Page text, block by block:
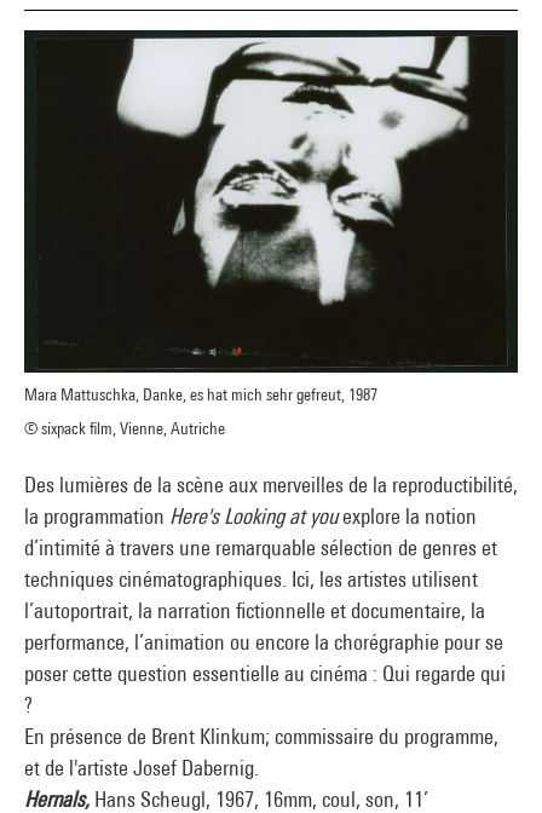
Mara Mattuschka, Danke, es hat mich sehr gefreut, 1987
© sixpack film, Vienne, Autriche
Des lumières de la scène aux merveilles de la reproductibilité,
la programmation Here's Looking at youexplore la notion
d’intimité à travers une remarquable sélection de genres et
techniques cinématographiques. Ici, les artistes utilisent
l’autoportrait, la narration fictionnelle et documentaire, la
performance, l’animation ou encore la chorégraphie pour se
poser cette question essentielle au cinéma : Qui regarde qui
?
En présence de Brent Klinkum; commissaire du programme,
et de l'artiste Josef Dabernig.
Hernals,Hans Scheugl, 1967, 16mm, coul, son, 11’